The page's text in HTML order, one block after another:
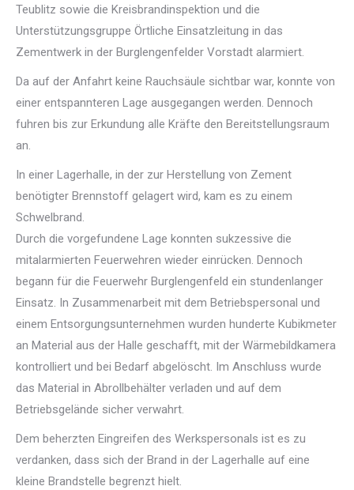
Teublitz sowie die Kreisbrandinspektion und die
Unterstützungsgruppe Örtliche Einsatzleitung in das
Zementwerk in der Burglengenfelder Vorstadt alarmiert.
Da auf der Anfahrt keine Rauchsäule sichtbar war, konnte von
einer entspannteren Lage ausgegangen werden. Dennoch
fuhren bis zur Erkundung alle Kräfte den Bereitstellungsraum
an.
In einer Lagerhalle, in der zur Herstellung von Zement
benötigter Brennstoff gelagert wird, kam es zu einem
Schwelbrand.
Durch die vorgefundene Lage konnten sukzessive die
mitalarmierten Feuerwehren wieder einrücken. Dennoch
begann für die Feuerwehr Burglengenfeld ein stundenlanger
Einsatz. In Zusammenarbeit mit dem Betriebspersonal und
einem Entsorgungsunternehmen wurden hunderte Kubikmeter
an Material aus der Halle geschafft, mit der Wärmebildkamera
kontrolliert und bei Bedarf abgelöscht. Im Anschluss wurde
das Material in Abrollbehälter verladen und auf dem
Betriebsgelände sicher verwahrt.
Dem beherzten Eingreifen des Werkspersonals ist es zu
verdanken, dass sich der Brand in der Lagerhalle auf eine
kleine Brandstelle begrenzt hielt.